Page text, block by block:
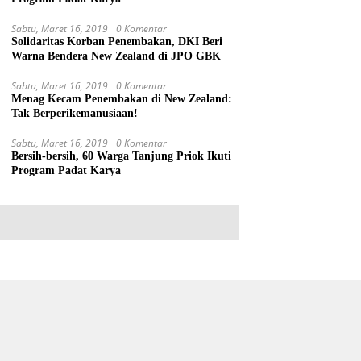
Sabtu, Maret 16, 2019 0 Komentar
Solidaritas Korban Penembakan, DKI Beri
Warna Bendera New Zealand di JPO GBK
Sabtu, Maret 16, 2019 0 Komentar
Menag Kecam Penembakan di New Zealand:
Tak Berperikemanusiaan!
Sabtu, Maret 16, 2019 0 Komentar
Bersih-bersih, 60 Warga Tanjung Priok Ikuti
Program Padat Karya